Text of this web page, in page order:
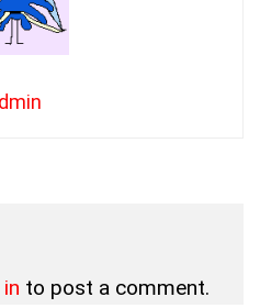
to post a comment.